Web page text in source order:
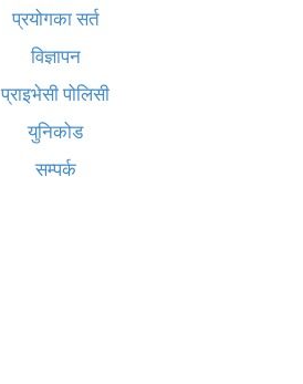
प्रयोगका सर्त
विज्ञापन
प्राइभेसी पोलिसी
युनिकोड
सम्पर्क